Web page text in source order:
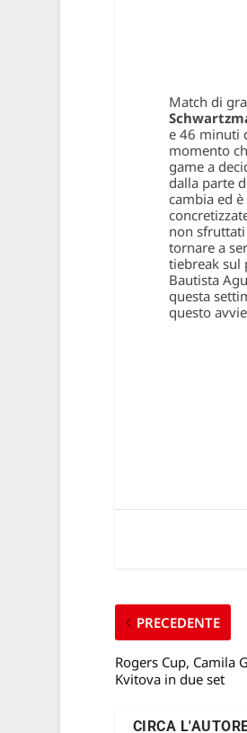
Match di
e 46 minuti
momento
game a
dalla parte
cambia ed
non sfruttati
tornare a
tiebreak sul
Bautista
questa
questo
PRECEDENTE
Rogers Cup, Camila
Kvitova in due set
CIRCA